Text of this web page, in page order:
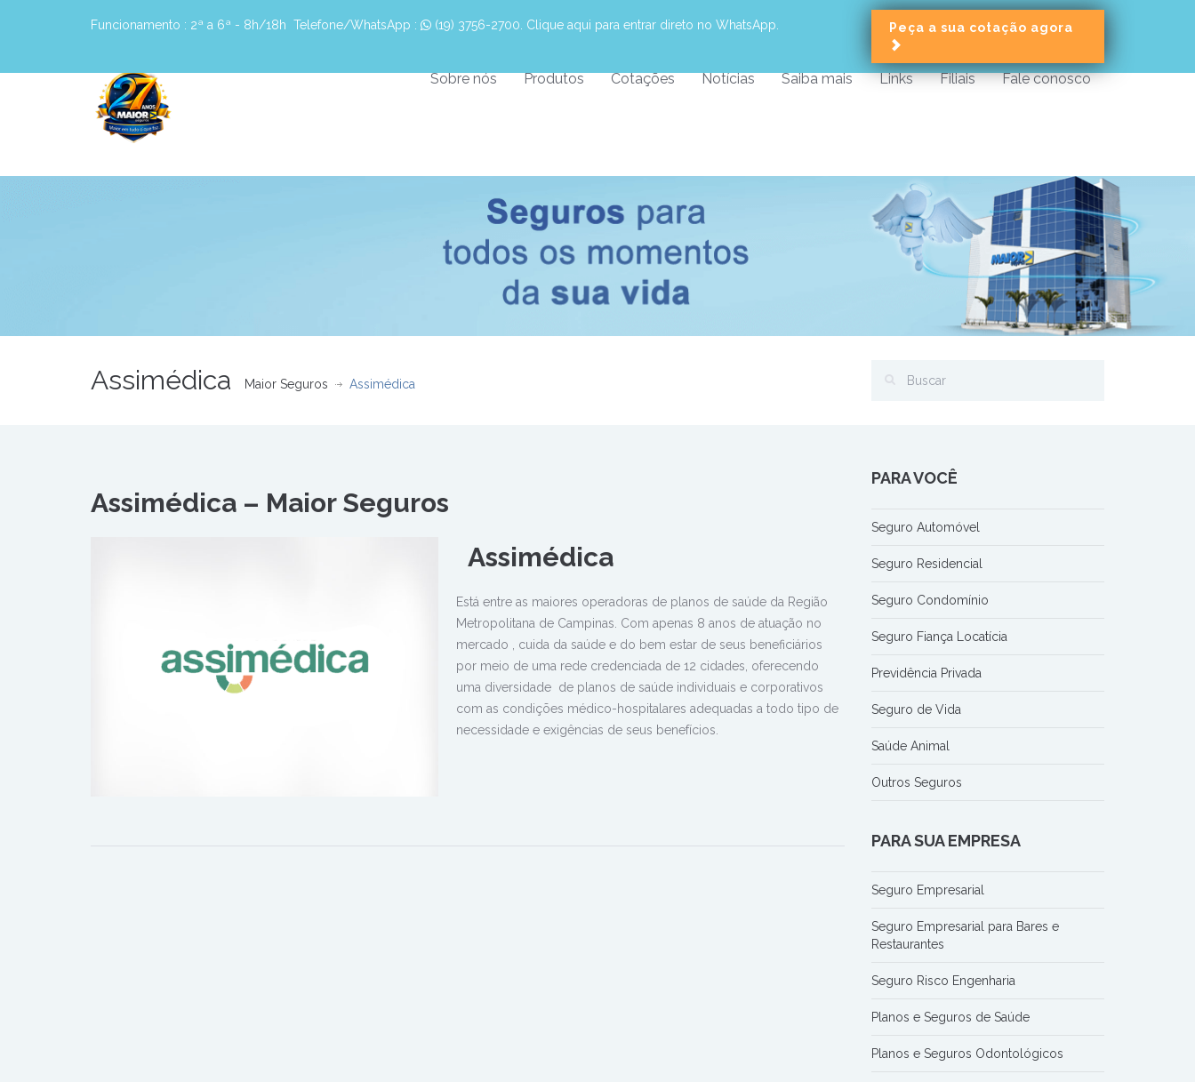
Peça a sua cotação agora
Funcionamento : 2ª a 6ª - 8h/18h Telefone/WhatsApp : (19) 3756-2700. Clique aqui para entrar direto no WhatsApp.
Sobre nós Produtos Cotações Notícias Saiba mais Links Filiais Fale conosco
Assimédica Maior Seguros Assimédica
Assimédica – Maior Seguros
Assimédica
Está entre as maiores operadoras de planos de saúde da Região
Metropolitana de Campinas. Com apenas 8 anos de atuação no
mercado , cuida da saúde e do bem estar de seus beneficiários
por meio de uma rede credenciada de 12 cidades, oferecendo
uma diversidade de planos de saúde individuais e corporativos
com as condições médico-hospitalares adequadas a todo tipo de
necessidade e exigências de seus benefícios.
PARA VOCÊ
Seguro Automóvel
Seguro Residencial
Seguro Condomínio
Seguro Fiança Locatícia
Previdência Privada
Seguro de Vida
Saúde Animal
Outros Seguros
PARA SUA EMPRESA
Seguro Empresarial
Seguro Empresarial para Bares e
Restaurantes
Seguro Risco Engenharia
Planos e Seguros de Saúde
Planos e Seguros Odontológicos